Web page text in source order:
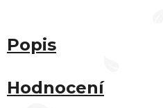
Popis
Hodnocení